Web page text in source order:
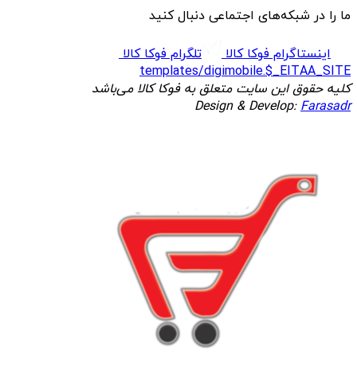
ما را در شبکه‌های اجتماعی دنبال کنید
اینستاگرام فوکا کالا
تلگرام فوکا کالا
templates/digimobile.$_EITAA_SITE
کلیه حقوق این سایت متعلق به فوکا کالا می‌باشد
Design & Develop:Farasadr